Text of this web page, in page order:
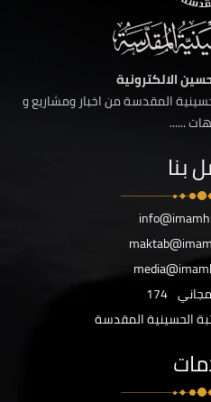
الالكترونية
المقدسة من اخبار ومشاريع و
......
بنا
174
الحسينية المقدسة